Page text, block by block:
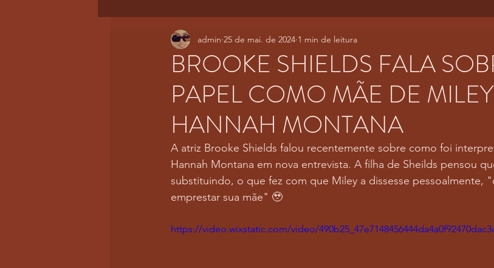
BROOKE SHIELDS FALA
PAPEL COMO MÃE DE
HANNAH MONTANA
admin 25 de mai. de 2024 1 min de leitura
A atriz Brooke Shields falou recentemente sobre como foi
Hannah Montana em nova entrevista. A filha de Sheilds pensou
substituindo, o que fez com que Miley a dissesse pessoalmente,
emprestar sua mãe" 🥹
https://video.wixstatic.com/video/